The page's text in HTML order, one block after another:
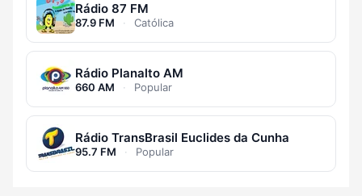
Rádio 87 FM
87.9 FM · Católica
Rádio Planalto AM
660 AM · Popular
Rádio TransBrasil Euclides da Cunha
95.7 FM · Popular